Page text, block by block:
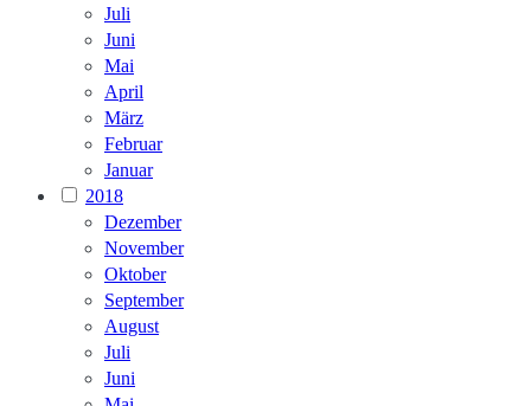
Juli
Juni
Mai
April
März
Februar
Januar
2018
Dezember
November
Oktober
September
August
Juli
Juni